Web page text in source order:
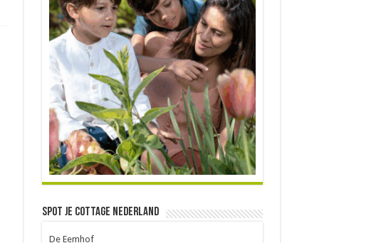
Spot je Cottage Nederland
De Eemhof